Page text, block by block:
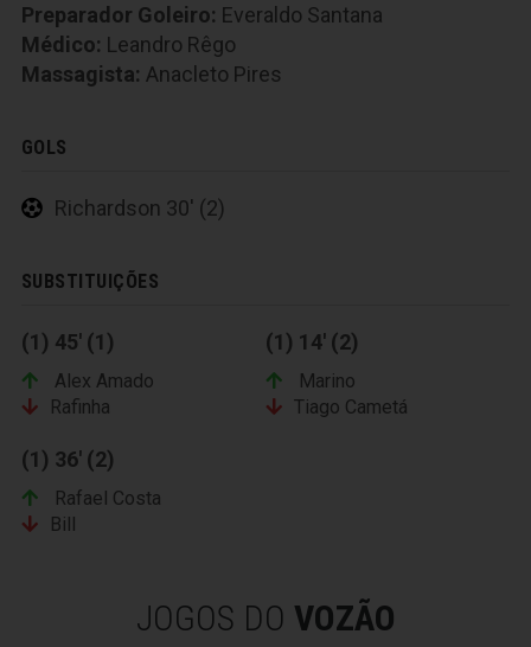
Preparador Goleiro: Everaldo Santana
Médico: Leandro Rêgo
Massagista: Anacleto Pires
GOLS
Richardson 30' (2)
SUBSTITUIÇÕES
(1) 45' (1)
Alex Amado
Rafinha
(1) 14' (2)
Marino
Tiago Cametá
(1) 36' (2)
Rafael Costa
Bill
JOGOS DO VOZÃO